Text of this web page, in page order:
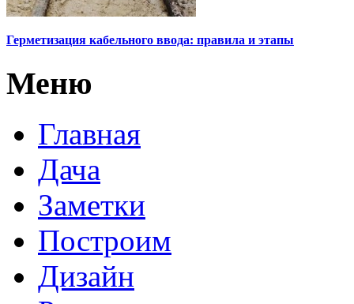
Герметизация кабельного ввода: правила и этапы
Меню
Главная
Дача
Заметки
Построим
Дизайн